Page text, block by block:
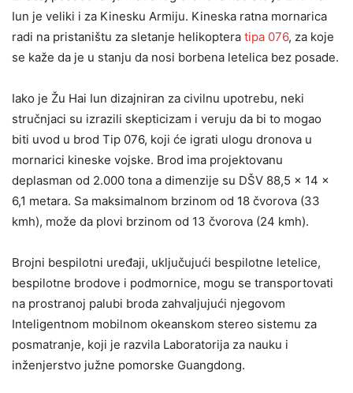
Iun je veliki i za Kinesku Armiju. Kineska ratna mornarica
radi na pristaništu za sletanje helikoptera tipa 076, za koje
se kaže da je u stanju da nosi borbena letelica bez posade.
Iako je Žu Hai Iun dizajniran za civilnu upotrebu, neki
stručnjaci su izrazili skepticizam i veruju da bi to mogao
biti uvod u brod Tip 076, koji će igrati ulogu dronova u
mornarici kineske vojske. Brod ima projektovanu
deplasman od 2.000 tona a dimenzije su DŠV 88,5 x 14 x
6,1 metara. Sa maksimalnom brzinom od 18 čvorova (33
kmh), može da plovi brzinom od 13 čvorova (24 kmh).
Brojni bespilotni uređaji, uključujući bespilotne letelice,
bespilotne brodove i podmornice, mogu se transportovati
na prostranoj palubi broda zahvaljujući njegovom
Inteligentnom mobilnom okeanskom stereo sistemu za
posmatranje, koji je razvila Laboratorija za nauku i
inženjerstvo južne pomorske Guangdong.